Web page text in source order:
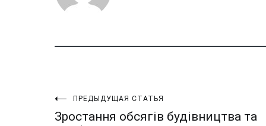
Навигация
ПРЕДЫДУЩАЯ СТАТЬЯ
Зростання обсягів будівництва та